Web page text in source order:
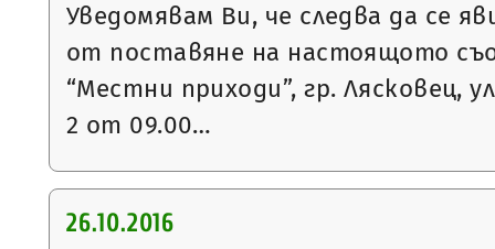
Уведомявам Ви, че следва да се
от поставяне на настоящото
“Местни приходи”, гр. Лясковец,
2 от 09.00…
26.10.2016